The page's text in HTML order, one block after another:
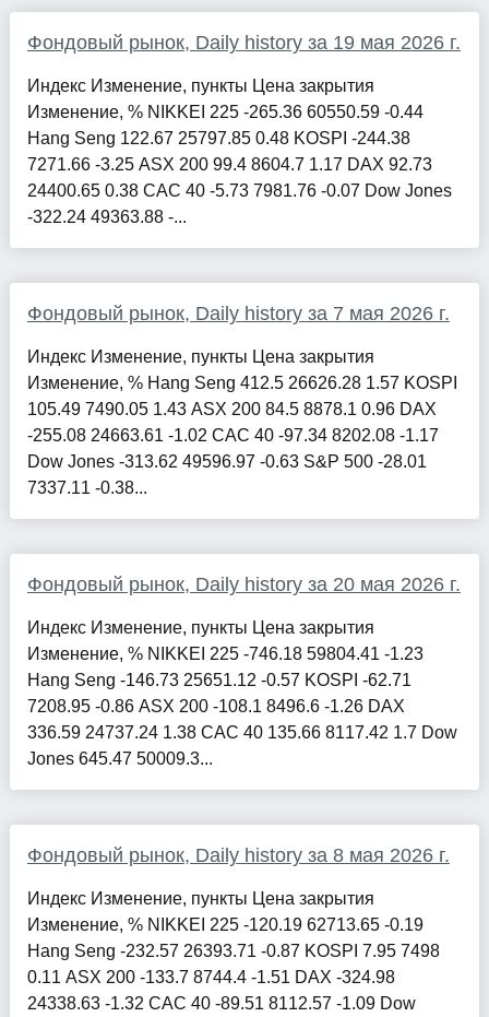
Фондовый рынок, Daily history за 19 мая 2026 г.
Индекс Изменение, пункты Цена закрытия
Изменение, % NIKKEI 225 -265.36 60550.59 -0.44
Hang Seng 122.67 25797.85 0.48 KOSPI -244.38
7271.66 -3.25 ASX 200 99.4 8604.7 1.17 DAX 92.73
24400.65 0.38 CAC 40 -5.73 7981.76 -0.07 Dow Jones
-322.24 49363.88 -...
Фондовый рынок, Daily history за 7 мая 2026 г.
Индекс Изменение, пункты Цена закрытия
Изменение, % Hang Seng 412.5 26626.28 1.57 KOSPI
105.49 7490.05 1.43 ASX 200 84.5 8878.1 0.96 DAX
-255.08 24663.61 -1.02 CAC 40 -97.34 8202.08 -1.17
Dow Jones -313.62 49596.97 -0.63 S&P 500 -28.01
7337.11 -0.38...
Фондовый рынок, Daily history за 20 мая 2026 г.
Индекс Изменение, пункты Цена закрытия
Изменение, % NIKKEI 225 -746.18 59804.41 -1.23
Hang Seng -146.73 25651.12 -0.57 KOSPI -62.71
7208.95 -0.86 ASX 200 -108.1 8496.6 -1.26 DAX
336.59 24737.24 1.38 CAC 40 135.66 8117.42 1.7 Dow
Jones 645.47 50009.3...
Фондовый рынок, Daily history за 8 мая 2026 г.
Индекс Изменение, пункты Цена закрытия
Изменение, % NIKKEI 225 -120.19 62713.65 -0.19
Hang Seng -232.57 26393.71 -0.87 KOSPI 7.95 7498
0.11 ASX 200 -133.7 8744.4 -1.51 DAX -324.98
24338.63 -1.32 CAC 40 -89.51 8112.57 -1.09 Dow